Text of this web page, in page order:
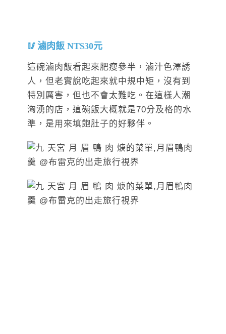
滷肉飯 NT$30元
這碗滷肉飯看起來肥瘦參半，滷汁色澤誘
人，但老實說吃起來就中規中矩，沒有到
特別厲害，但也不會太難吃。在這樣人潮
洶湧的店，這碗飯大概就是70分及格的水
準，是用來填飽肚子的好夥伴。